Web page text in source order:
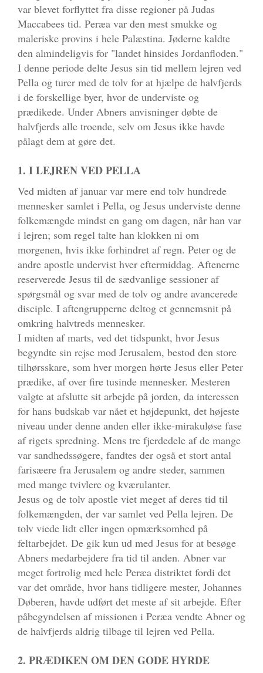
var blevet forflyttet fra disse regioner på Judas
Maccabees tid. Peræa var den mest smukke og
maleriske provins i hele Palæstina. Jøderne kaldte
den almindeligvis for "landet hinsides Jordanfloden."
I denne periode delte Jesus sin tid mellem lejren ved
Pella og turer med de tolv for at hjælpe de halvfjerds
i de forskellige byer, hvor de underviste og
prædikede. Under Abners anvisninger døbte de
halvfjerds alle troende, selv om Jesus ikke havde
pålagt dem at gøre det.
1. I LEJREN VED PELLA
Ved midten af januar var mere end tolv hundrede
mennesker samlet i Pella, og Jesus underviste denne
folkemængde mindst en gang om dagen, når han var
i lejren; som regel talte han klokken ni om
morgenen, hvis ikke forhindret af regn. Peter og de
andre apostle undervist hver eftermiddag. Aftenerne
reserverede Jesus til de sædvanlige sessioner af
spørgsmål og svar med de tolv og andre avancerede
disciple. I aftengrupperne deltog et gennemsnit på
omkring halvtreds mennesker.
I midten af marts, ved det tidspunkt, hvor Jesus
begyndte sin rejse mod Jerusalem, bestod den store
tilhørsskare, som hver morgen hørte Jesus eller Peter
prædike, af over fire tusinde mennesker. Mesteren
valgte at afslutte sit arbejde på jorden, da interessen
for hans budskab var nået et højdepunkt, det højeste
niveau under denne anden eller ikke-mirakuløse fase
af rigets spredning. Mens tre fjerdedele af de mange
var sandhedssøgere, fandtes der også et stort antal
farisæere fra Jerusalem og andre steder, sammen
med mange tvivlere og kværulanter.
Jesus og de tolv apostle viet meget af deres tid til
folkemængden, der var samlet ved Pella lejren. De
tolv viede lidt eller ingen opmærksomhed på
feltarbejdet. De gik kun ud med Jesus for at besøge
Abners medarbejdere fra tid til anden. Abner var
meget fortrolig med hele Peræa distriktet fordi det
var det område, hvor hans tidligere mester, Johannes
Døberen, havde udført det meste af sit arbejde. Efter
påbegyndelsen af missionen i Peræa vendte Abner og
de halvfjerds aldrig tilbage til lejren ved Pella.
2. PRÆDIKEN OM DEN GODE HYRDE